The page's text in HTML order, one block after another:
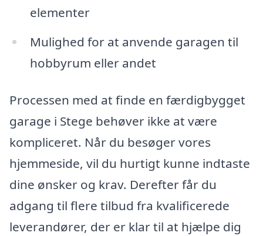
elementer
Mulighed for at anvende garagen til
hobbyrum eller andet
Processen med at finde en færdigbygget
garage i Stege behøver ikke at være
kompliceret. Når du besøger vores
hjemmeside, vil du hurtigt kunne indtaste
dine ønsker og krav. Derefter får du
adgang til flere tilbud fra kvalificerede
leverandører, der er klar til at hjælpe dig